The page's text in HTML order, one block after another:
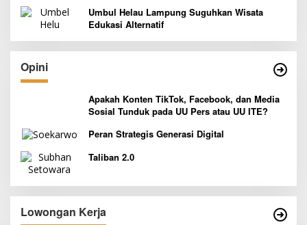
Umbul Helau Lampung Suguhkan Wisata
Edukasi Alternatif
Opini
Apakah Konten TikTok, Facebook, dan Media
Sosial Tunduk pada UU Pers atau UU ITE?
Peran Strategis Generasi Digital
Taliban 2.0
Lowongan Kerja